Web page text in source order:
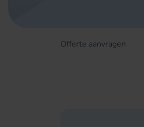
Offerte aanvragen